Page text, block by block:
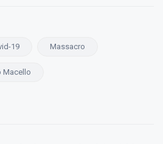
19 Massacro
Macello